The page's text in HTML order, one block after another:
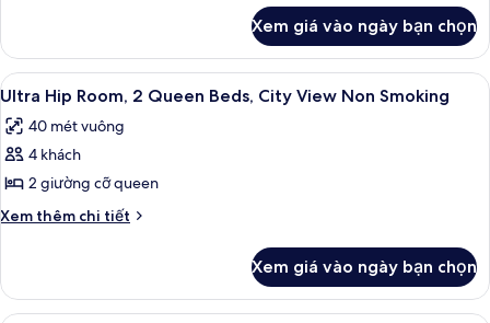
King
Bed,
City
View
Non
Smoking
Ultra
Hip
Room,
King
Bed,
View
Non
Smoking
Xem giá vào ngày bạn chọn
Xem
tất
cả
ảnh
Ultra
Hip
Queen
Beds,
Bộ đồ giường cao cấp, két bảo mật
4
Ultra Hip Room, 2 Queen Beds, City View Non Smoking
40 mét vuông
4 khách
2 giường cỡ queen
Xem thêm chi tiết
Chi
Ultra
Hip
Xem giá vào ngày bạn chọn